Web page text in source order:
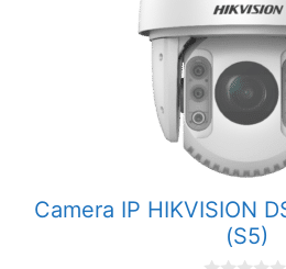
Camera IP HIKVISION
(S5)